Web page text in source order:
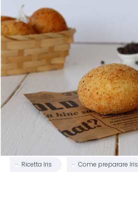
Ricetta Iris Come preparare Iris